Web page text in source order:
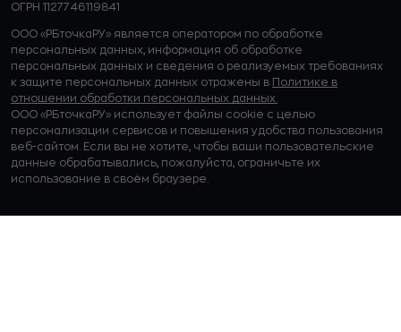
ОГРН 1127746119841
ООО «РБточкаРУ» является оператором по обработке
персональных данных, информация об обработке
персональных данных и сведения о реализуемых требованиях
к защите персональных данных отражены в Политике в
отношении обработки персональных данных.
ООО «РБточкаРУ» использует файлы cookie с целью
персонализации сервисов и повышения удобства пользования
веб-сайтом. Если вы не хотите, чтобы ваши пользовательские
данные обрабатывались, пожалуйста, ограничьте их
использование в своём браузере.